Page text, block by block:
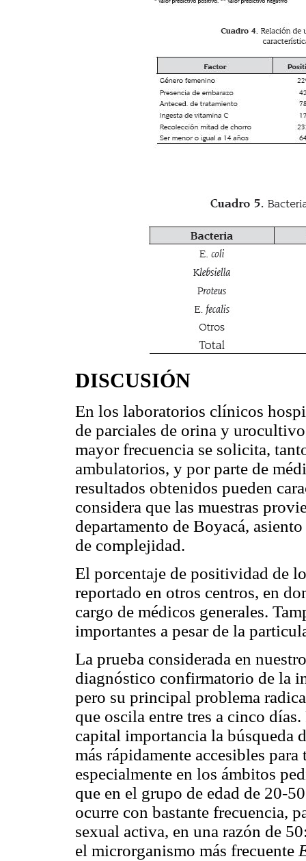
DISCUSIÓN
En los laboratorios clínicos
de parciales de orina y
mayor frecuencia se solicita,
ambulatorios, y por parte de
resultados obtenidos pueden
considera que las muestras
departamento de Boyacá,
de complejidad.
El porcentaje de positividad de
reportado en otros centros, en
cargo de médicos generales.
importantes a pesar de la
La prueba considerada en
diagnóstico confirmatorio de la
pero su principal problema
que oscila entre tres a cinco
capital importancia la búsqueda
más rápidamente accesibles
especialmente en los ámbitos
que en el grupo de edad de 20-
ocurre con bastante frecuencia,
sexual activa, en una razón de
el microrganismo más frecuente